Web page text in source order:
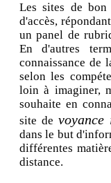
Les sites de
d'accès,
un panel de
En d'autres
connaissance de
selon les
loin à imaginer,
souhaite en
site de voyance
dans le but
différentes
distance.